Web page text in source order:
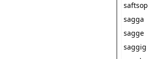
sagga
sagge
saggig